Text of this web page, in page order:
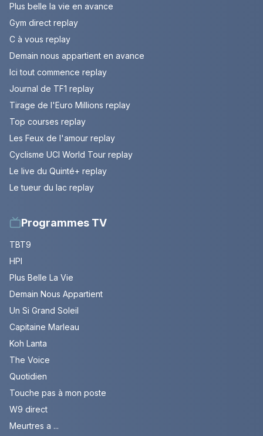
Plus belle la vie en avance
Gym direct replay
C à vous replay
Demain nous appartient en avance
Ici tout commence replay
Journal de TF1 replay
Tirage de l'Euro Millions replay
Top courses replay
Les Feux de l'amour replay
Cyclisme UCI World Tour replay
Le live du Quinté+ replay
Le tueur du lac replay
Programmes TV
TBT9
HPI
Plus Belle La Vie
Demain Nous Appartient
Un Si Grand Soleil
Capitaine Marleau
Koh Lanta
The Voice
Quotidien
Touche pas à mon poste
W9 direct
Meurtres a ...